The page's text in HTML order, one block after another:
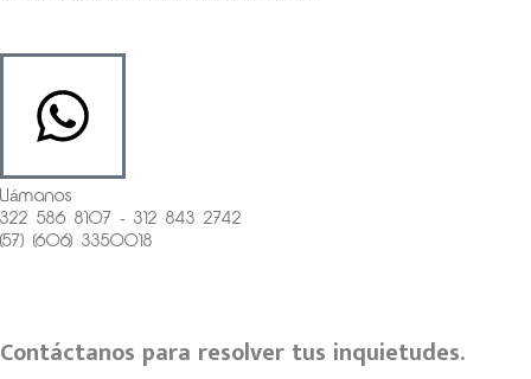
Llámanos
322 586 8107 - 312 843 2742
(57) (606) 3350018
Contáctanos para resolver tus inquietudes.